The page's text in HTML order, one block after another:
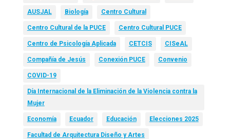
AUSJAL Biología Centro Cultural
Centro Cultural de la PUCE Centro Cultural PUCE
Centro de Psicología Aplicada CETCIS CISeAL
Compañía de Jesús Conexión PUCE Convenio
COVID-19
Día Internacional de la Eliminación de la Violencia contra la
Mujer
Economía Ecuador Educación Elecciones 2025
Facultad de Arquitectura Diseño y Artes